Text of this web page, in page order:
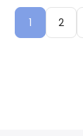
1 2